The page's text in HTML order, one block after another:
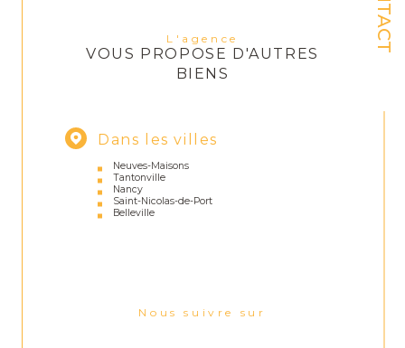
L'agence
VOUS PROPOSE D'AUTRES
BIENS
Dans les villes
Neuves-Maisons
Tantonville
Nancy
Saint-Nicolas-de-Port
Belleville
Nous suivre sur